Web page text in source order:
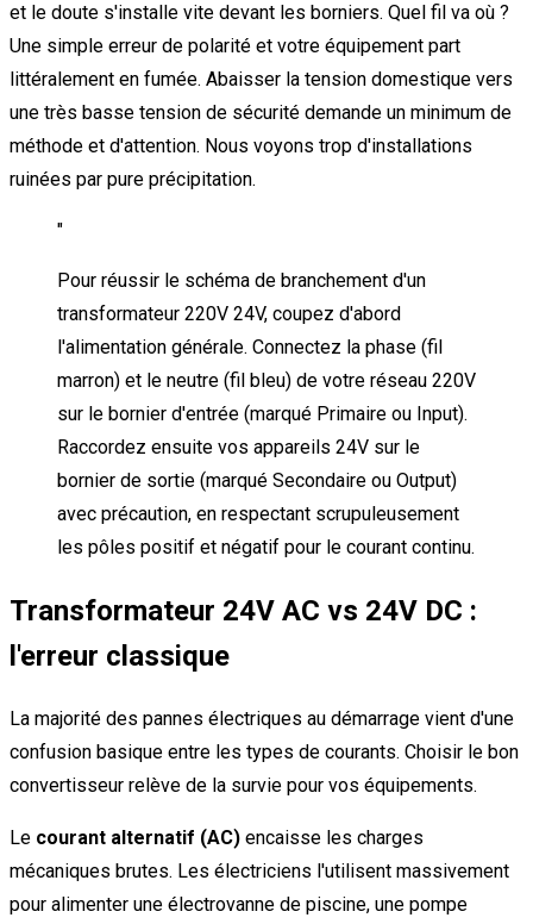
et le doute s'installe vite devant les borniers. Quel fil va où ?
Une simple erreur de polarité et votre équipement part
littéralement en fumée. Abaisser la tension domestique vers
une très basse tension de sécurité demande un minimum de
méthode et d'attention. Nous voyons trop d'installations
ruinées par pure précipitation.
"
Pour réussir le schéma de branchement d'un
transformateur 220V 24V, coupez d'abord
l'alimentation générale. Connectez la phase (fil
marron) et le neutre (fil bleu) de votre réseau 220V
sur le bornier d'entrée (marqué Primaire ou Input).
Raccordez ensuite vos appareils 24V sur le
bornier de sortie (marqué Secondaire ou Output)
avec précaution, en respectant scrupuleusement
les pôles positif et négatif pour le courant continu.
Transformateur 24V AC vs 24V DC :
l'erreur classique
La majorité des pannes électriques au démarrage vient d'une
confusion basique entre les types de courants. Choisir le bon
convertisseur relève de la survie pour vos équipements.
Le courant alternatif (AC) encaisse les charges
mécaniques brutes. Les électriciens l'utilisent massivement
pour alimenter une électrovanne de piscine, une pompe